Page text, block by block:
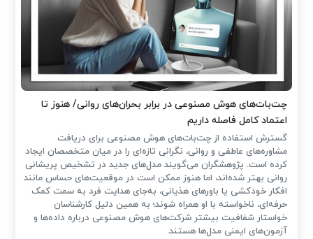
چت‌بات‌های هوش مصنوعی در برابر بحران‌های روانی/ هنوز تا
اعتماد کامل فاصله داریم
گسترش استفاده از چت‌بات‌های هوش مصنوعی برای دریافت
مشاوره‌های عاطفی و روانی، نگرانی تازه‌ای را در میان متخصصان ایجاد
کرده است. پژوهشگران می‌گویند مدل‌های جدید در تشخیص پریشانی
روانی بهتر شده‌اند، اما هنوز ممکن است در موقعیت‌های حساس مانند
افکار خودکشی یا باورهای هذیانی، به‌جای هدایت فرد به سمت کمک
حرفه‌ای، ناخواسته با او همراه شوند؛ به همین دلیل کارشناسان
خواستار شفافیت بیشتر شرکت‌های هوش مصنوعی درباره داده‌ها و
آزمون‌های ایمنی مدل‌ها هستند.